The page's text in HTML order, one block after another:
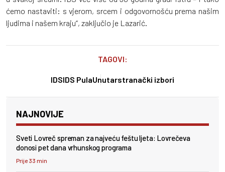
ćemo nastaviti: s vjerom, srcem i odgovornošću prema našim
ljudima i našem kraju“, zaključio je Lazarić.
TAGOVI:
IDSIDS PulaUnutarstranački izbori
NAJNOVIJE
Sveti Lovreč spreman za najveću feštu ljeta: Lovrečeva
donosi pet dana vrhunskog programa
Prije 33 min